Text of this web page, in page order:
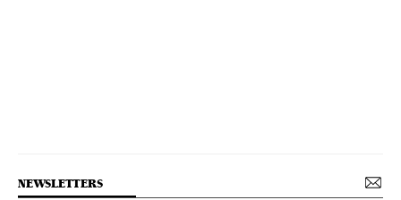
NEWSLETTERS